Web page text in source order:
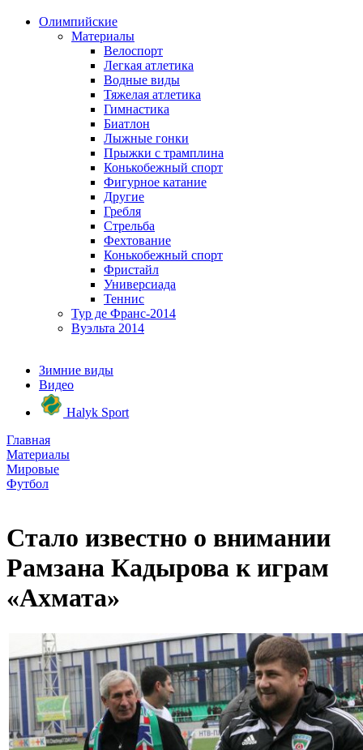
Олимпийские
Материалы
Велоспорт
Легкая атлетика
Водные виды
Тяжелая атлетика
Гимнастика
Биатлон
Лыжные гонки
Прыжки с трамплина
Конькобежный спорт
Фигурное катание
Другие
Гребля
Стрельба
Фехтование
Конькобежный спорт
Фристайл
Универсиада
Теннис
Тур де Франс-2014
Вуэльта 2014
Зимние виды
Видео
Halyk Sport
Главная
Материалы
Мировые
Футбол
Стало известно о внимании
Рамзана Кадырова к играм
«Ахмата»